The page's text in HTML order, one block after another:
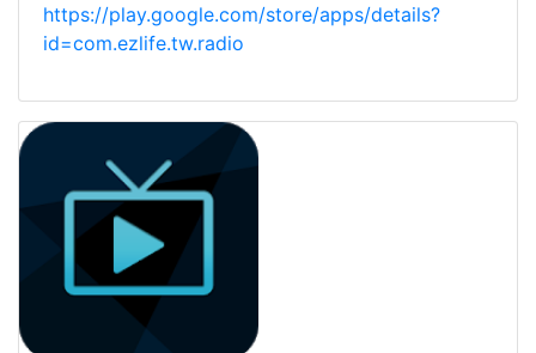
https://play.google.com/store/apps/details?
id=com.ezlife.tw.radio